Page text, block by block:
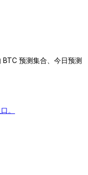
预测集合、今日预测
。